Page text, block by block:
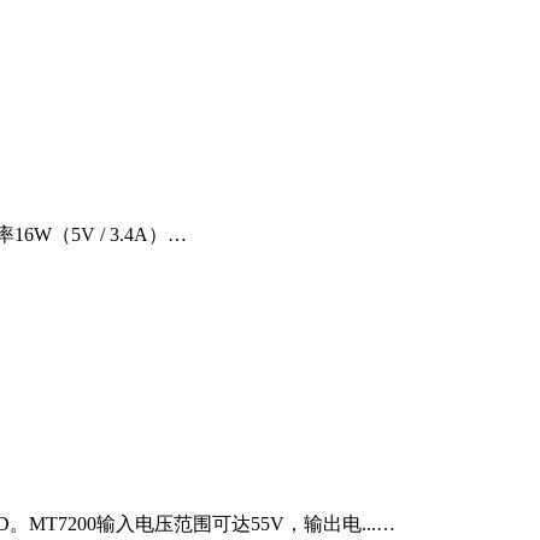
16W（5V / 3.4A）…
MT7200输入电压范围可达55V，输出电...…